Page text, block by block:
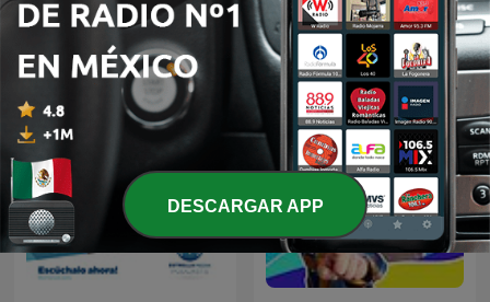
Panda Show (NO OFICIAL)
Erazno y La Chokolata El
Podcast
DESCARGAR APP